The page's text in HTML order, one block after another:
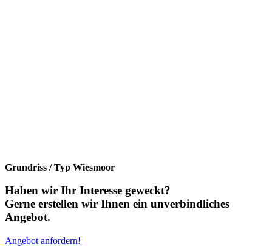
Grundriss / Typ Wiesmoor
Haben wir Ihr Interesse geweckt?
Gerne erstellen wir Ihnen ein unverbindliches
Angebot.
Angebot anfordern!